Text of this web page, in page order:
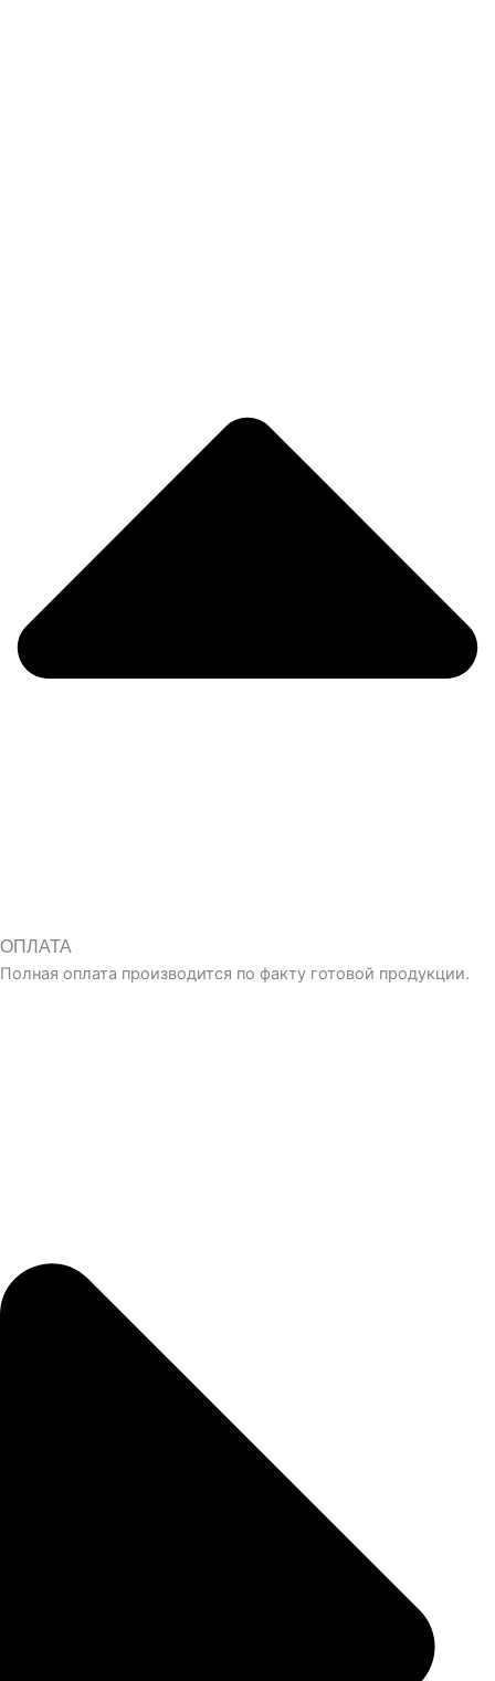
ОПЛАТА
Полная оплата производится по факту готовой продукции.